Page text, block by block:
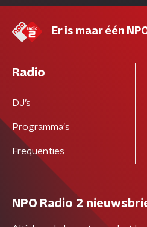
Er is maar één
Radio
DJ’s
Programma's
Frequenties
NPO Radio 2